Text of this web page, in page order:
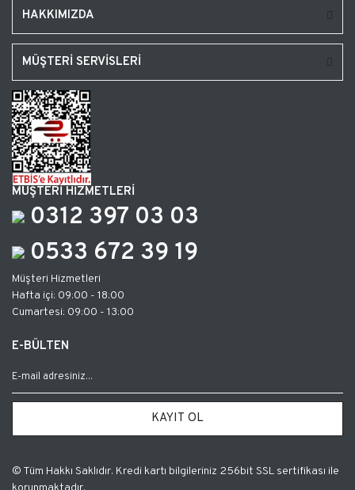
HAKKIMIZDA
MÜŞTERİ SERVİSLERİ
MÜŞTERİ HİZMETLERİ
0312 397 03 03
0533 672 39 19
Müşteri Hizmetleri
Hafta içi: 09:00 - 18:00
Cumartesi: 09:00 - 13:00
E-BÜLTEN
KAYIT OL
© Tüm Hakkı Saklıdır. Kredi kartı bilgileriniz 256bit SSL sertifikası ile